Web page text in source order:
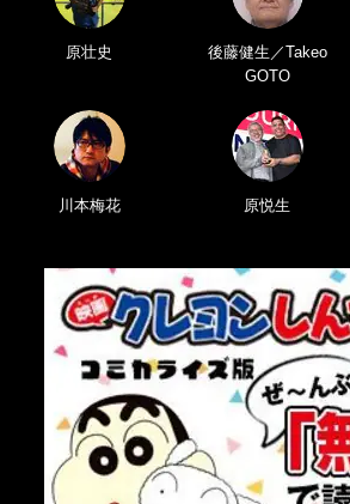
原壮史
後藤健生／Takeo
GOTO
川本梅花 原悦生